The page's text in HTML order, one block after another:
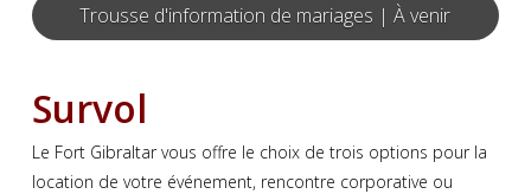
Trousse d'information de mariages | À venir
Survol
Le Fort Gibraltar vous offre le choix de trois options pour la
location de votre événement, rencontre corporative ou